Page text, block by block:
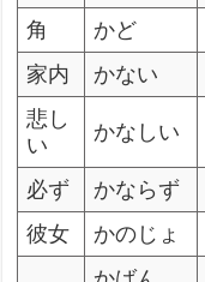
角
かど
家内
かない
悲し
い
かなしい
必ず かならず
彼女
かのじょ